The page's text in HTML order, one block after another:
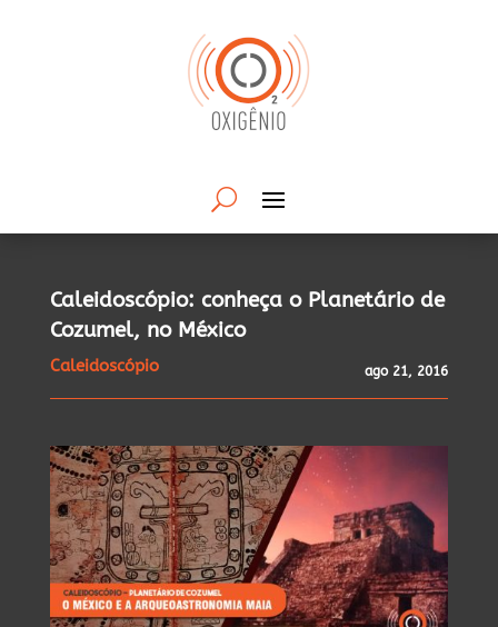
Caleidoscópio: conheça o Planetário de
Cozumel, no México
Caleidoscópio ago 21, 2016